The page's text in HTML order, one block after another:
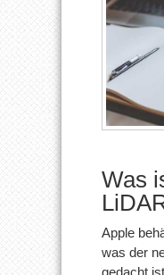
Was
Apple
was der
gedacht